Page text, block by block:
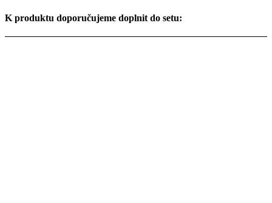
K produktu doporučujeme doplnit do setu: